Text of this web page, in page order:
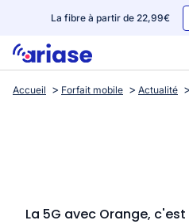
La fibre à partir de 22,99€
Box internet
Streaming
Accueil Forfait mobile Actualité
La 5G avec Orange,